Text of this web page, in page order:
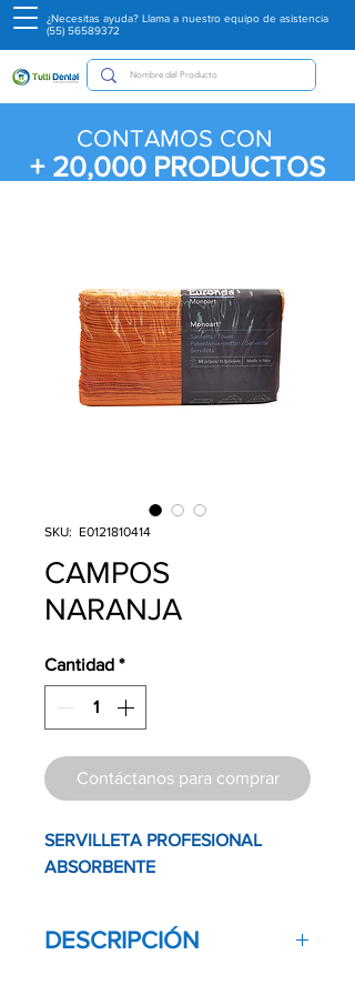
¿Necesitas ayuda? Llama a nuestro equipo de asistencia
(55) 56589372
CONTAMOS CON
+ 20,000 PRODUCTOS
SKU: E0121810414
CAMPOS
NARANJA
Cantidad *
Contáctanos para comprar
SERVILLETA PROFESIONAL
ABSORBENTE
DESCRIPCIÓN